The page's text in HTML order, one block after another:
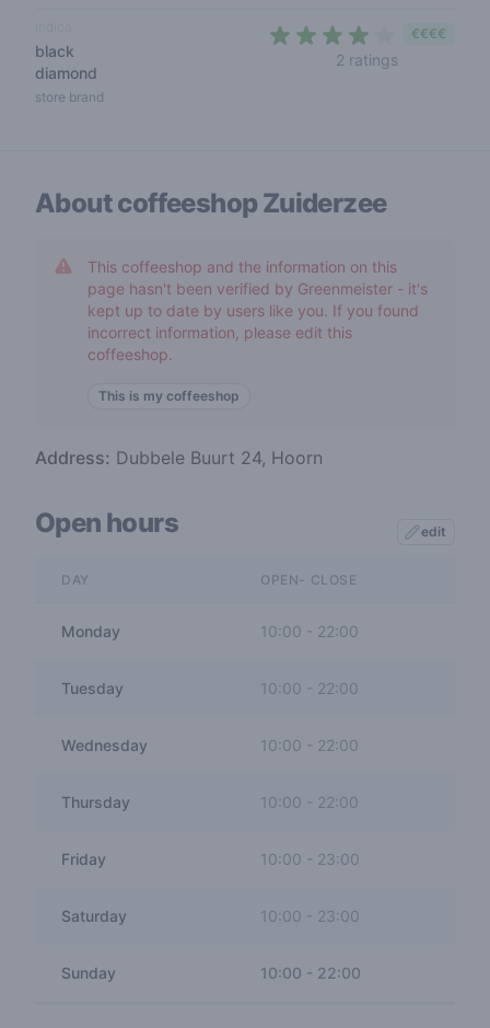
black
diamond
store brand
2 ratings
€€€€
About coffeeshopZuiderzee
This coffeeshop and the information on this
page hasn't been verified by Greenmeister - it's
kept up to date by users like you. If you found
incorrect information, please edit this
coffeeshop.
This is my coffeeshop
Address: Dubbele Buurt 24, Hoorn
Open hours edit
DAY OPEN- CLOSE
Monday 10:00 - 22:00
Tuesday 10:00 22:00
Wednesday 10:00 - 22:00
Thursday 10:00 22:00
Friday 10:00 - 23:00
Saturday 10:00 23:00
Sunday 10:00 - 22:00